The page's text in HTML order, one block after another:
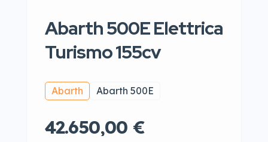
Abarth 500E Elettrica
Turismo 155cv
Abarth Abarth 500E
42.650,00 €